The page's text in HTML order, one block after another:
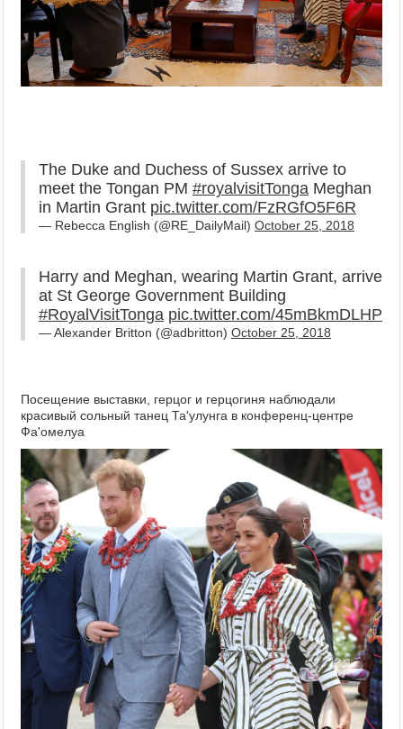
The Duke and Duchess of Sussex arrive to
meet the Tongan PM #royalvisitTonga Meghan
in Martin Grant pic.twitter.com/FzRGfO5F6R
— Rebecca English (@RE_DailyMail) October 25, 2018
Harry and Meghan, wearing Martin Grant, arrive
at St George Government Building
#RoyalVisitTonga pic.twitter.com/45mBkmDLHP
— Alexander Britton (@adbritton) October 25, 2018
Посещение выставки, герцог и герцогиня наблюдали
красивый сольный танец Та'улунга в конференц-центре
Фа'омелуа